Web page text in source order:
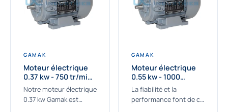
GAMAK
Moteur électrique
0.37 kw - 750 tr/min -
230/400V - IE3
Notre moteur électrique
0.37 kw Gamak est
GAMAK
Moteur électrique
0.55 kw - 1000
Tr/min - 230/400V -
IE2
La fiabilité et la
performance font de ce